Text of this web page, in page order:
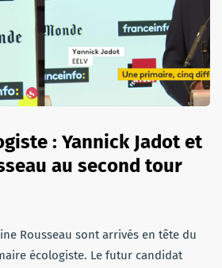
: Yannick Jadot et
au second tour
Rousseau sont arrivés en tête du
écologiste. Le futur candidat